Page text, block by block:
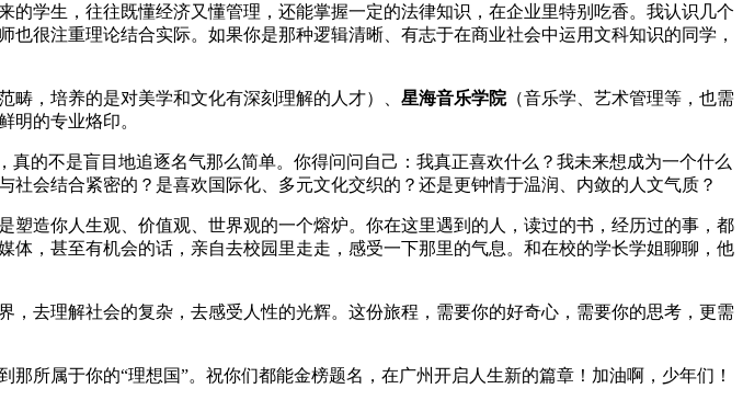
学生，往往既懂经济又懂管理，还能掌握一定的法律知识，在企业里特别吃香。我认识几个
很注重理论结合实际。如果你是那种逻辑清晰、有志于在商业社会中运用文科知识的同学，
，培养的是对美学和文化有深刻理解的人才）、 星海音乐学院（音乐学、艺术管理等，也需
明的专业烙印。
的不是盲目地追逐名气那么简单。你得问问自己：我真正喜欢什么？我未来想成为一个什么
会结合紧密的？是喜欢国际化、多元文化交织的？还是更钟情于温润、内敛的人文气质？
造你人生观、价值观、世界观的一个熔炉。你在这里遇到的人，读过的书，经历过的事，都
，甚至有机会的话，亲自去校园里走走，感受一下那里的气息。和在校的学长学姐聊聊，他
去理解社会的复杂，去感受人性的光辉。这份旅程，需要你的好奇心，需要你的思考，更需
所属于你的“理想国”。祝你们都能金榜题名，在广州开启人生新的篇章！加油啊，少年们！